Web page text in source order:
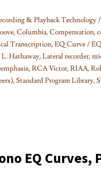
& Playback Technology
,Columbia,Compensation,
Transcription,EQ Curve /
L. Hathaway,Lateral recorder,
,RCA Victor,RIAA,
,Standard Program Library,
EQ Curves,